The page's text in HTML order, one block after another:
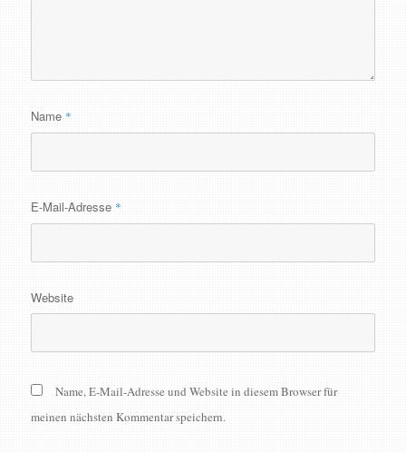
Name *
E-Mail-Adresse *
Website
Name, E-Mail-Adresse und Website in diesem Browser für
meinen nächsten Kommentar speichern.